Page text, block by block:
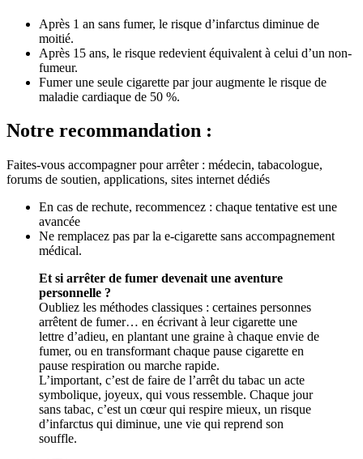
Après 1 an sans fumer, le risque d’infarctus diminue de
moitié.
Après 15 ans, le risque redevient équivalent à celui d’un non-
fumeur.
Fumer une seule cigarette par jour augmente le risque de
maladie cardiaque de 50 %.
Notre recommandation :
Faites-vous accompagner pour arrêter : médecin, tabacologue,
forums de soutien, applications, sites internet dédiés
En cas de rechute, recommencez : chaque tentative est une
avancée
Ne remplacez pas par la e-cigarette sans accompagnement
médical.
Et si arrêter de fumer devenait une aventure
personnelle ?
Oubliez les méthodes classiques : certaines personnes
arrêtent de fumer… en écrivant à leur cigarette une
lettre d’adieu, en plantant une graine à chaque envie de
fumer, ou en transformant chaque pause cigarette en
pause respiration ou marche rapide.
L’important, c’est de faire de l’arrêt du tabac un acte
symbolique, joyeux, qui vous ressemble. Chaque jour
sans tabac, c’est un cœur qui respire mieux, un risque
d’infarctus qui diminue, une vie qui reprend son
souffle.